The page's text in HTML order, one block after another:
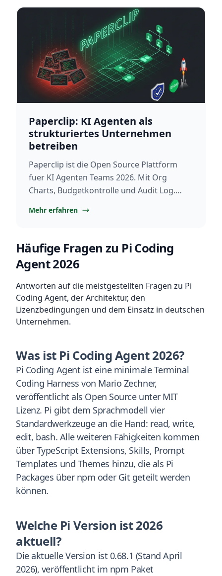
Paperclip: KI Agenten als
strukturiertes Unternehmen
betreiben
Paperclip ist die Open Source Plattform
fuer KI Agenten Teams 2026. Mit Org
Charts, Budgetkontrolle und Audit Log.
Mehr erfahren
Häufige Fragen zu Pi Coding
Agent 2026
Antworten auf die meistgestellten Fragen zu Pi
Coding Agent, der Architektur, den
Lizenzbedingungen und dem Einsatz in deutschen
Unternehmen.
Was ist Pi Coding Agent 2026?
Pi Coding Agent ist eine minimale Terminal
Coding Harness von Mario Zechner,
veröffentlicht als Open Source unter MIT
Lizenz. Pi gibt dem Sprachmodell vier
Standardwerkzeuge an die Hand: read, write,
edit, bash. Alle weiteren Fähigkeiten kommen
über TypeScript Extensions, Skills, Prompt
Templates und Themes hinzu, die als Pi
Packages über npm oder Git geteilt werden
können.
Welche Pi Version ist 2026
aktuell?
Die aktuelle Version ist 0.68.1 (Stand April
2026), veröffentlicht im npm Paket